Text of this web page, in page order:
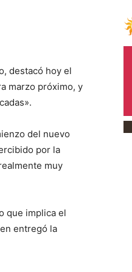
destacó hoy el
marzo próximo, y
del nuevo
por la
muy
que implica el
entregó la